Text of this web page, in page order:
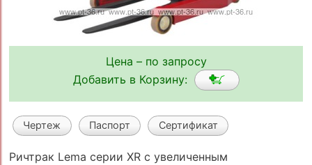
Цена – по запросу
Добавить в Корзину:
Чертеж Паспорт Сертификат
Ричтрак Lema серии XR с увеличенным